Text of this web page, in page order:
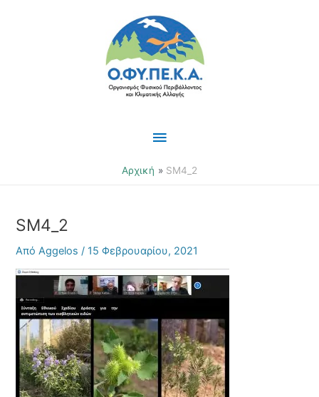
Κύριο
Μενού
Αρχική SM4_2
SM4_2
ΑπόAggelos/15 Φεβρουαρίου, 2021